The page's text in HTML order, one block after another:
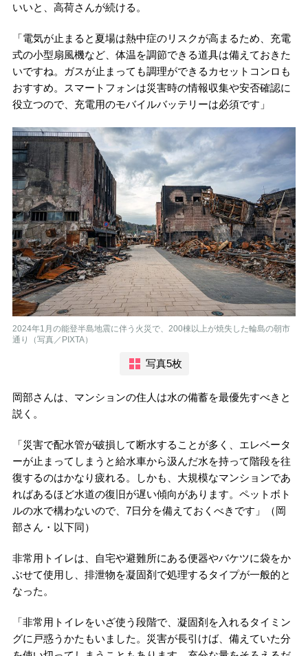
いいと、高荷さんが続ける。
「電気が止まると夏場は熱中症のリスクが高まるため、充電
式の小型扇風機など、体温を調節できる道具は備えておきた
いですね。ガスが止まっても調理ができるカセットコンロも
おすすめ。スマートフォンは災害時の情報収集や安否確認に
役立つので、充電用のモバイルバッテリーは必須です」
2024年1月の能登半島地震に伴う火災で、200棟以上が焼失した輪島の朝市
通り（写真／PIXTA）
写真5枚
岡部さんは、マンションの住人は水の備蓄を最優先すべきと
説く。
「災害で配水管が破損して断水することが多く、エレベータ
ーが止まってしまうと給水車から汲んだ水を持って階段を往
復するのはかなり疲れる。しかも、大規模なマンションであ
ればあるほど水道の復旧が遅い傾向があります。ペットボト
ルの水で構わないので、7日分を備えておくべきです」（岡
部さん・以下同）
非常用トイレは、自宅や避難所にある便器やバケツに袋をか
ぶせて使用し、排泄物を凝固剤で処理するタイプが一般的と
なった。
「非常用トイレをいざ使う段階で、凝固剤を入れるタイミン
グに戸惑うかたもいました。災害が長引けば、備えていた分